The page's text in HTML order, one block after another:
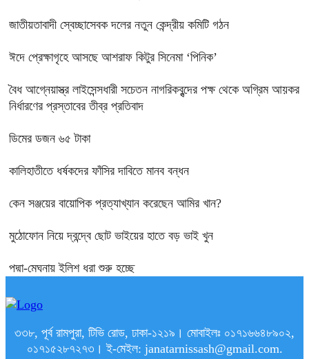
জাতীয়তাবাদী স্বেচ্ছাসেবক দলের নতুন কেন্দ্রীয় কমিটি গঠন
ঈদে প্রেক্ষাগৃহে আসছে আশরাফ কিটুর সিনেমা ‘পিনিক’
বৈধ আগ্নেয়াস্ত্র লাইসেন্সধারী সচেতন নাগরিকবৃন্দের পক্ষ থেকে অগ্রিম আয়কর
নির্ধারণের প্রস্তাবের তীব্র প্রতিবাদ
ডিমের ডজন ৬৫ টাকা
কালিহাতীতে ধর্ষকদের ফাঁসির দাবিতে মানব বন্ধন
কেন সঞ্জয়ের বায়োপিক প্রত্যাখ্যান করেছেন আমির খান?
মুঠোফোন নিয়ে দ্বন্দ্বে ছোট ভাইয়ের হাতে বড় ভাই খুন
পদ্মা-মেঘনায় ইলিশ ধরা শুরু হচ্ছে
৩৩৮, পূর্ব রামপুরা, টিভি রোড, ঢাকা-১২১৯। মোবাইলঃ ০১৭১৬৬৪৮৯০২,
০১৭১৫২৮৭২৭৩। ই-মেইল: janatarnissash@gmail.com.